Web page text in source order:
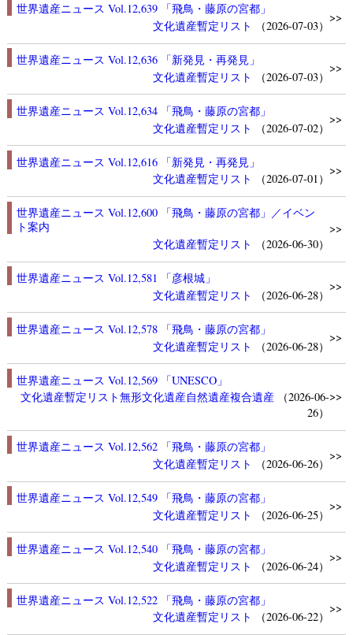
世界遺産ニュース Vol.12,639 「飛鳥・藤原の宮都」
文化遺産暫定リスト （2026-07-03）
>>
世界遺産ニュース Vol.12,636 「新発見・再発見」
文化遺産暫定リスト （2026-07-03）
>>
世界遺産ニュース Vol.12,634 「飛鳥・藤原の宮都」
文化遺産暫定リスト （2026-07-02）
>>
世界遺産ニュース Vol.12,616 「新発見・再発見」
文化遺産暫定リスト （2026-07-01）
>>
世界遺産ニュース Vol.12,600 「飛鳥・藤原の宮都」／イベン
ト案内
文化遺産暫定リスト （2026-06-30）
>>
世界遺産ニュース Vol.12,581 「彦根城」
文化遺産暫定リスト （2026-06-28）
>>
世界遺産ニュース Vol.12,578 「飛鳥・藤原の宮都」
文化遺産暫定リスト （2026-06-28）
>>
世界遺産ニュース Vol.12,569 「UNESCO」
文化遺産暫定リスト無形文化遺産自然遺産複合遺産
（2026-06-
26）
>>
世界遺産ニュース Vol.12,562 「飛鳥・藤原の宮都」
文化遺産暫定リスト （2026-06-26）
>>
世界遺産ニュース Vol.12,549 「飛鳥・藤原の宮都」
文化遺産暫定リスト （2026-06-25）
>>
世界遺産ニュース Vol.12,540 「飛鳥・藤原の宮都」
文化遺産暫定リスト （2026-06-24）
>>
世界遺産ニュース Vol.12,522 「飛鳥・藤原の宮都」
文化遺産暫定リスト （2026-06-22）
>>